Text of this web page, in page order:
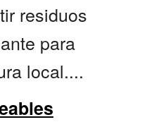
residuos
para
local....